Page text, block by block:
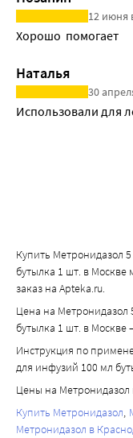
отечность в месте
Лабораторные и
Нечасто: уплощение
концентрации
12 июня
Хорошо  помогает
Наталья
30
Использовали для
Купить Метронидазол
бутылка 1 шт. в Москве
заказ на Apteka.ru.
Цена на Метронидазол
бутылка 1 шт. в Москве
Инструкция по
для инфузий 100 мл
Цены на Метронидазол
Купить Метронидазол
Метронидазол в